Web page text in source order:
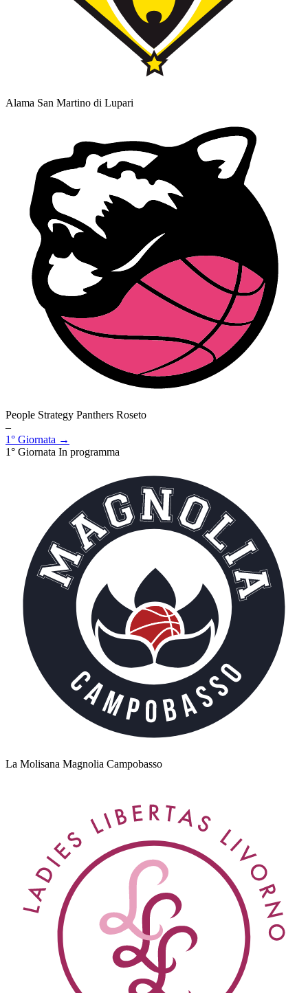
Alama San Martino di Lupari
People Strategy Panthers Roseto
–
1° Giornata →
1° Giornata In programma
La Molisana Magnolia Campobasso